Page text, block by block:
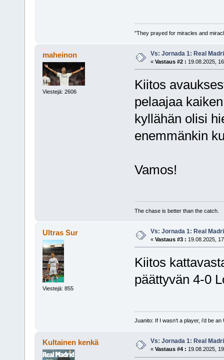
"They prayed for miracles and
maheinon
Viestejä: 2606
Vs: Jornada 1: Real
« Vastaus #2 : 19.08.2025,
Kiitos
pelaajaa
kyllähän olisi
enemmänkin
Vamos!
The chase is better than the catch.
Ultras Sur
Viestejä: 855
Vs: Jornada 1: Real
« Vastaus #3 : 19.08.2025,
Kiitos
päättyvän 4-0
Juanito: If I wasn’t a player, i’d be an
Kultainen kenkä Vs: Jornada 1: Real
« Vastaus #4 : 19.08.2025,